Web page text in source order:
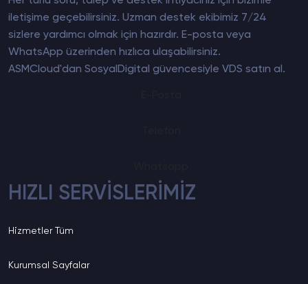
iletişime geçebilirsiniz. Uzman destek ekibimiz 7/24
sizlere yardımcı olmak için hazırdır. E-posta veya
WhatsApp üzerinden hızlıca ulaşabilirsiniz.
ASMCloud'dan SosyalDigital güvencesiyle VDS satın al.
HIZLI SERVİSLERİMİZ
Hizmetler Tüm
Kurumsal Sayfalar